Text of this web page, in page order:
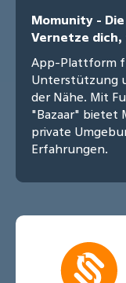
Momunity -
Vernetze
App-Plattform
Unterstützung
der Nähe. Mit
"Bazaar" bietet
private
Erfahrungen.